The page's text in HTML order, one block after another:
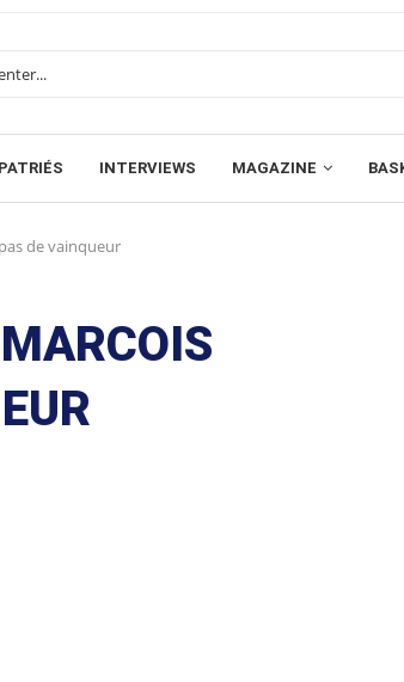
INTERVIEWS MAGAZINE
de vainqueur